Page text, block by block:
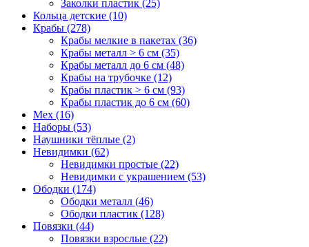
Заколки пластик (25)
Кольца детские (10)
Крабы (278)
Крабы мелкие в пакетах (36)
Крабы металл > 6 см (35)
Крабы металл до 6 см (48)
Крабы на трубочке (12)
Крабы пластик > 6 см (93)
Крабы пластик до 6 см (60)
Мех (16)
Наборы (53)
Наушники тёплые (2)
Невидимки (62)
Невидимки простые (22)
Невидимки с украшением (53)
Ободки (174)
Ободки металл (46)
Ободки пластик (128)
Повязки (44)
Повязки взрослые (22)